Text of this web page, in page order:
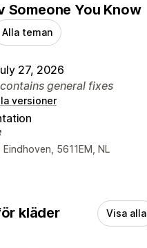
Someone You Know
Alla teman
27, 2026
general fixes
versioner
5611EM, NL
kläder Visa alla